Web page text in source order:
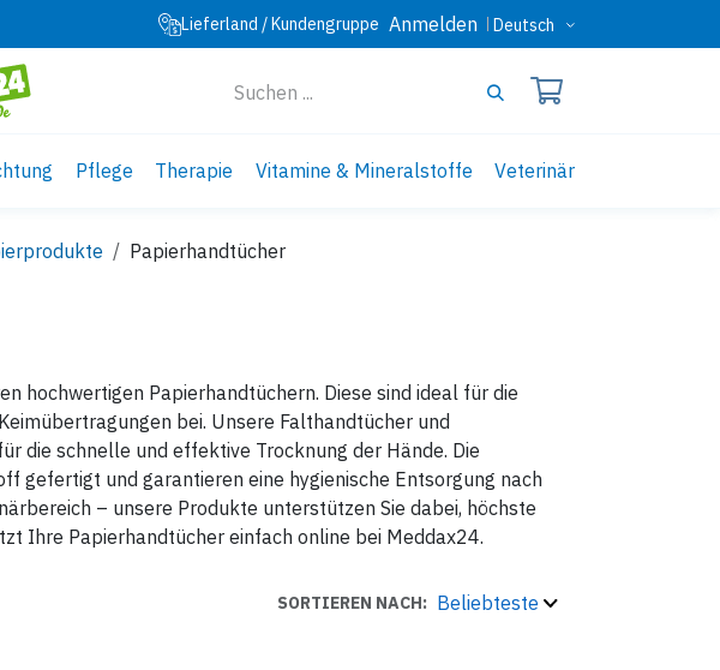
Lieferland / Kundengruppe Anmelden Deutsch
Pflege Therapie Vitamine & Mineralstoffe Veterinär
Papierhandtücher
hochwertigen Papierhandtüchern. Diese sind ideal für die
bei. Unsere Falthandtücher und
die schnelle und effektive Trocknung der Hände. Die
gefertigt und garantieren eine hygienische Entsorgung nach
– unsere Produkte unterstützen Sie dabei, höchste
Ihre Papierhandtücher einfach online bei Meddax24.
SORTIEREN NACH: Beliebteste